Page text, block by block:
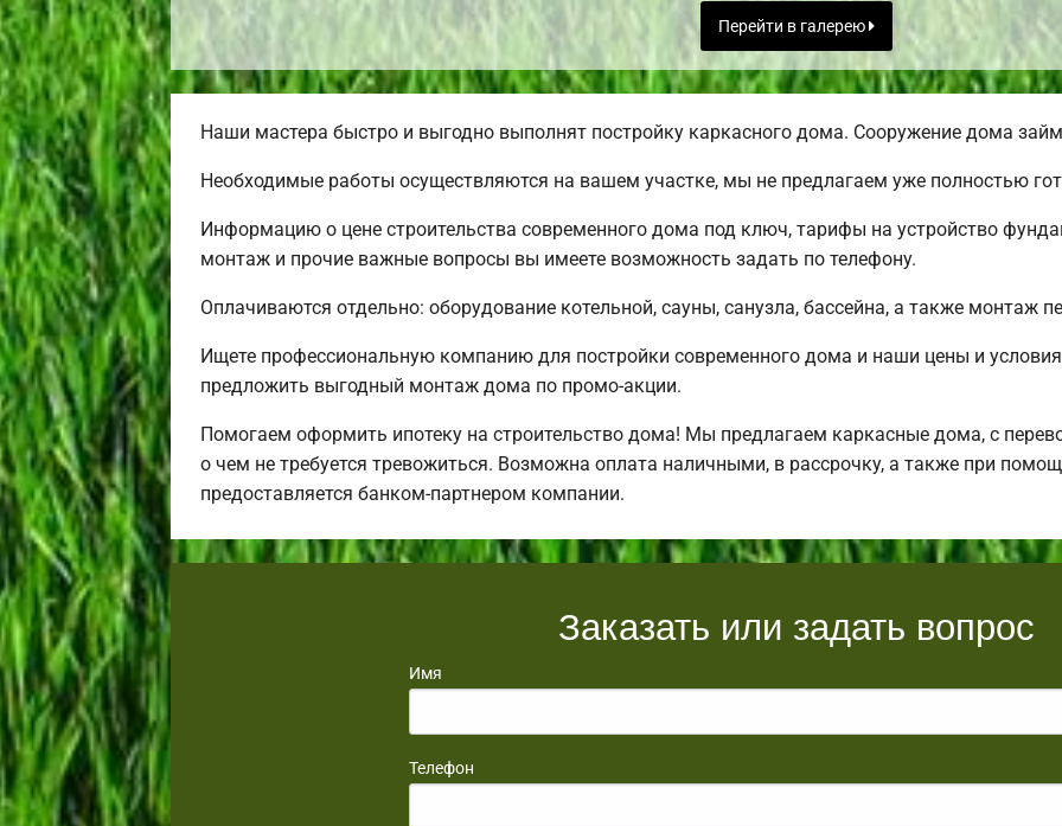
Перейти в галерею
Наши мастера быстро и выгодно выполнят постройку каркасного дома. Сооружение дома
Необходимые работы осуществляются на вашем участке, мы не предлагаем уже полностью
Информацию о цене строительства современного дома под ключ, тарифы на устройство
монтаж и прочие важные вопросы вы имеете возможность задать по телефону.
Оплачиваются отдельно: оборудование котельной, сауны, санузла, бассейна, а также монтаж
Ищете профессиональную компанию для постройки современного дома и наши цены и условия
предложить выгодный монтаж дома по промо-акции.
Помогаем оформить ипотеку на строительство дома! Мы предлагаем каркасные дома, с
о чем не требуется тревожиться. Возможна оплата наличными, в рассрочку, а также при
предоставляется банком-партнером компании.
Заказать или задать вопрос
Имя
Телефон